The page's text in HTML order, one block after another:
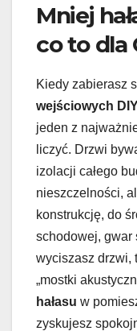
Mniej
co to dla
Kiedy zabierasz
wejściowych
jeden z
liczyć. Drzwi
izolacji całego
nieszczelności,
konstrukcję, do
schodowej, gwar
wyciszasz drzwi,
„mostki
hałasu w
zyskujesz